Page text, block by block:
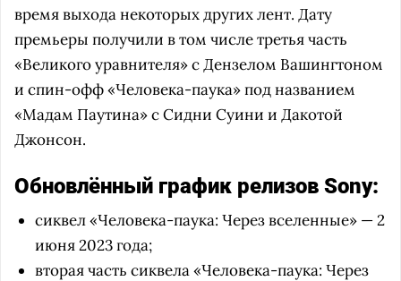
время выхода некоторых других лент. Дату
премьеры получили в том числе третья часть
«Великого уравнителя» с Дензелом Вашингтоном
и спин-офф «Человека-паука» под названием
«Мадам Паутина» с Сидни Суини и Дакотой
Джонсон.
Обновлённый график релизов Sony:
сиквел «Человека-паука: Через вселенные» — 2
июня 2023 года;
вторая часть сиквела «Человека-паука: Через